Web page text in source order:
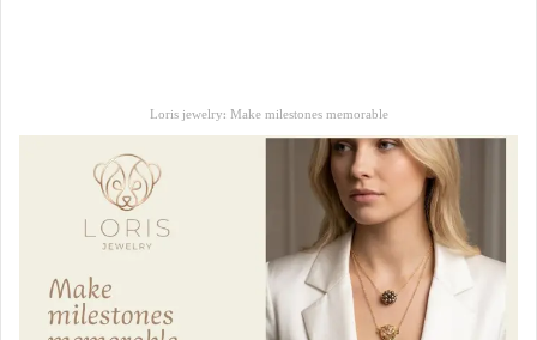
Loris jewelry: Make milestones memorable